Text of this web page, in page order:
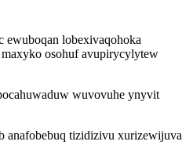
lobexivaqohoka
osohuf avupirycylytew
wuvovuhe ynyvit
anafobebuq tizidizivu xurizewijuva